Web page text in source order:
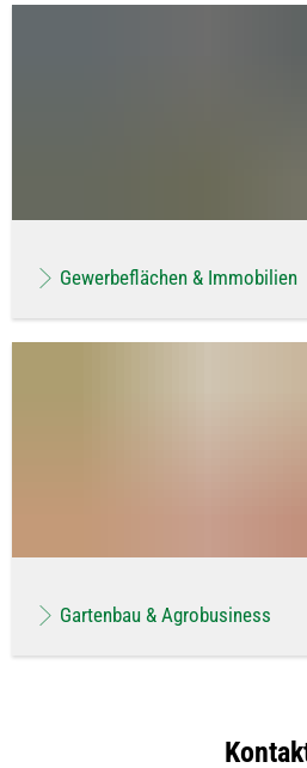
Gewerbeflächen & Immobilien
Gartenbau & Agrobusiness